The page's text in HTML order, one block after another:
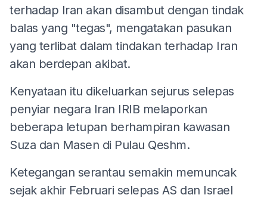
terhadap Iran akan disambut dengan tindak
balas yang "tegas", mengatakan pasukan
yang terlibat dalam tindakan terhadap Iran
akan berdepan akibat.
Kenyataan itu dikeluarkan sejurus selepas
penyiar negara Iran IRIB melaporkan
beberapa letupan berhampiran kawasan
Suza dan Masen di Pulau Qeshm.
Ketegangan serantau semakin memuncak
sejak akhir Februari selepas AS dan Israel